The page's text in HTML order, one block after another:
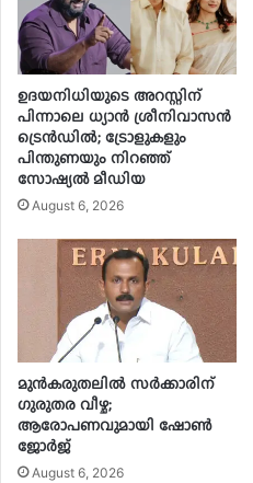
ഉദയനിധിയുടെ അറസ്റ്റിന്
പിന്നാലെ ധ്യാൻ ശ്രീനിവാസൻ
ട്രെൻഡിൽ; ട്രോളുകളും
പിന്തുണയും നിറഞ്ഞ്
സോഷ്യൽ മീഡിയ
August 6, 2026
മുൻകരുതലിൽ സർക്കാരിന്
ഗുരുതര വീഴ്ച;
ആരോപണവുമായി ഷോൺ
ജോർജ്
August 6, 2026